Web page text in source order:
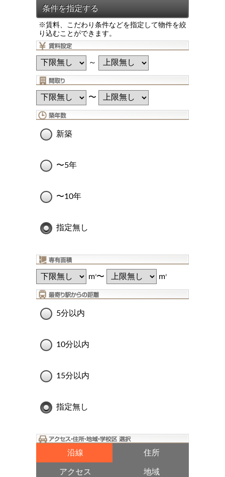
※賃料、こだわり条件などを指定して物件を絞
り込むことができます。
～
〜
新築
〜5年
〜10年
指定無し
m2〜 m2
5分以内
10分以内
15分以内
指定無し
沿線 住所
アクセス 地域